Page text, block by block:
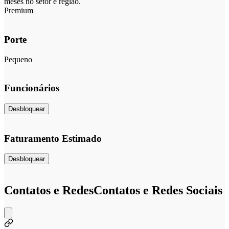
Premium
Porte
Pequeno
Funcionários
Desbloquear
Faturamento Estimado
Desbloquear
Contatos e RedesContatos e Redes Sociais